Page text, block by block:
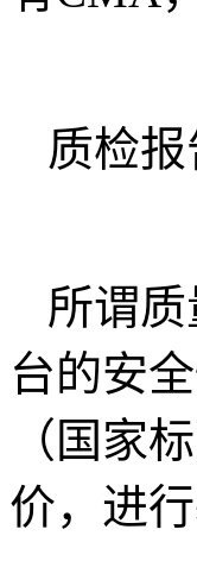
质检
所谓
台的安
（国家
价，进